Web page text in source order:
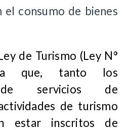
el consumo de bienes
de Turismo (Ley N°
que, tanto los
de servicios de
de turismo
estar inscritos de